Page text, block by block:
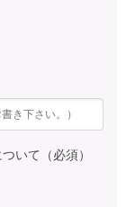
いて（必須）